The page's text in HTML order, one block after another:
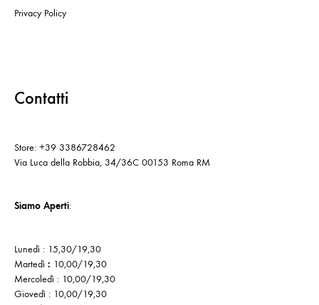
Privacy Policy
Contatti
Store: +39 3386728462
Via Luca della Robbia, 34/36C 00153 Roma RM
Siamo Aperti:
Lunedì : 15,30/19,30
Martedì : 10,00/19,30
Mercoledì : 10,00/19,30
Giovedì : 10,00/19,30